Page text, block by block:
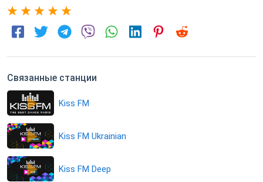
Связанные станции
Kiss FM
Kiss FM Ukrainian
Kiss FM Deep